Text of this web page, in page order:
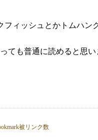
ィッシュとかトムハ
ても普通に読めると思い